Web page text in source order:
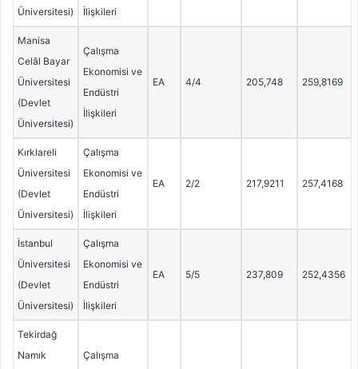
Üniversitesi)
İlişkileri
Manisa
Celâl Bayar
Üniversitesi
(Devlet
Üniversitesi)
Çalışma
Ekonomisi ve
Endüstri
İlişkileri
EA 4/4 205,748 259,8169
Kırklareli
Üniversitesi
(Devlet
Üniversitesi)
Çalışma
Ekonomisi ve
Endüstri
İlişkileri
EA 2/2 217,9211 257,4168
İstanbul
Üniversitesi
(Devlet
Üniversitesi)
Çalışma
Ekonomisi ve
Endüstri
İlişkileri
EA 5/5 237,809 252,4356
Tekirdağ
Namık
Çalışma